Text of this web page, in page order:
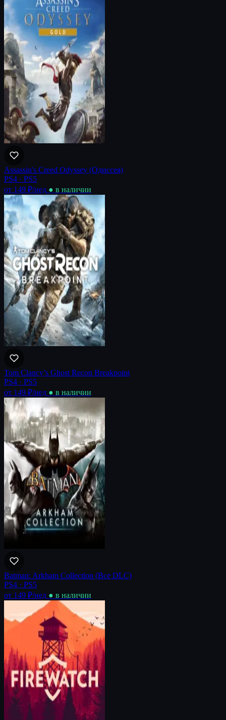
Assassin's Creed Odyssey (Одиссея)
PS4 · PS5
от 149 ₽/нед ● в наличии
Tom Clancy’s Ghost Recon Breakpoint
PS4 · PS5
от 149 ₽/нед ● в наличии
Batman: Arkham Collection (Все DLC)
PS4 · PS5
от 149 ₽/нед ● в наличии